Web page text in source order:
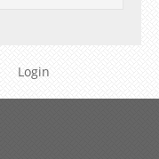
Login